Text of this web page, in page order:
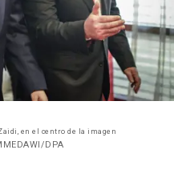
en el centro de la imagen
DPA